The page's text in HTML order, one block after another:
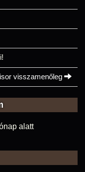
visszamenőleg
alatt